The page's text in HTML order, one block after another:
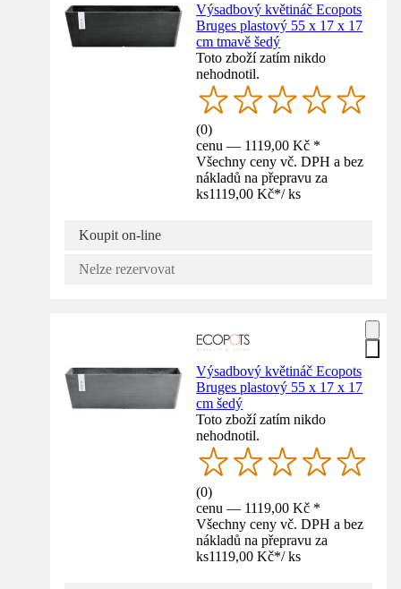
Výsadbový květináč Ecopots
Bruges plastový 55 x 17 x 17
cm tmavě šedý
Toto zboží zatím nikdo
nehodnotil.
(0)
cenu — 1119,00 Kč *
Všechny ceny vč. DPH a bez
nákladů na přepravu za
ks1119,00 Kč*/ ks
Koupit on-line
Nelze rezervovat
Výsadbový květináč Ecopots
Bruges plastový 55 x 17 x 17
cm šedý
Toto zboží zatím nikdo
nehodnotil.
(0)
cenu — 1119,00 Kč *
Všechny ceny vč. DPH a bez
nákladů na přepravu za
ks1119,00 Kč*/ ks